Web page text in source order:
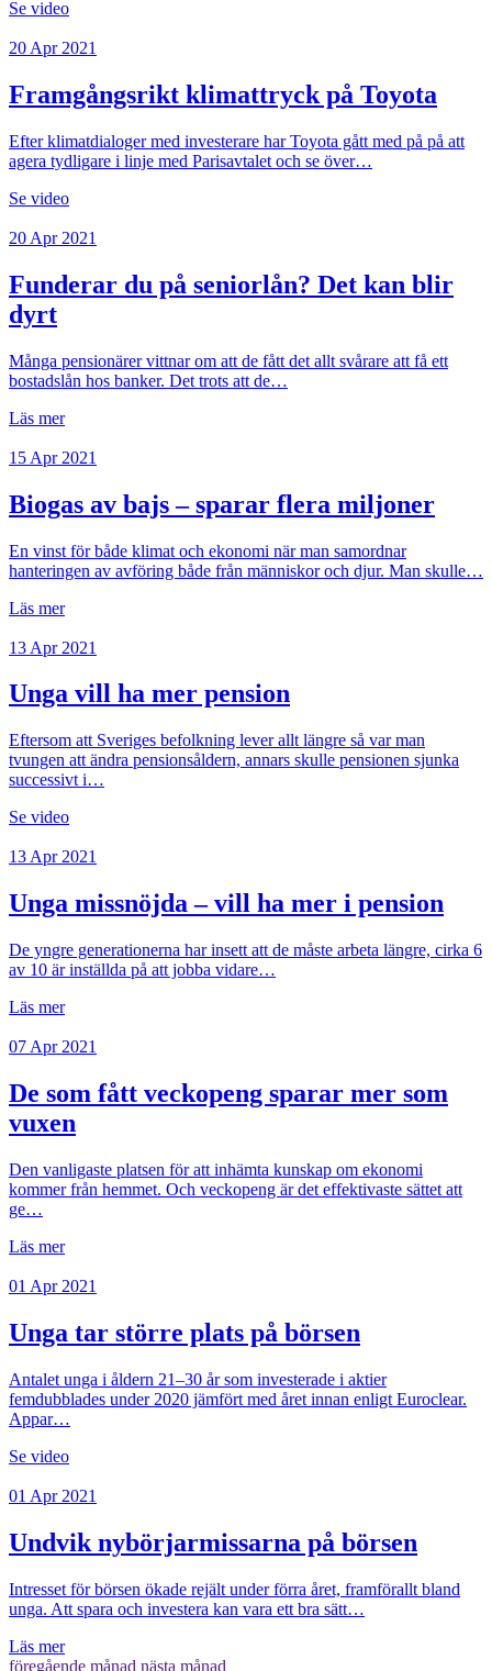
Se video
20 Apr 2021
Framgångsrikt klimattryck på Toyota
Efter klimatdialoger med investerare har Toyota gått med på på att
agera tydligare i linje med Parisavtalet och se över…
Se video
20 Apr 2021
Funderar du på seniorlån? Det kan blir
dyrt
Många pensionärer vittnar om att de fått det allt svårare att få ett
bostadslån hos banker. Det trots att de…
Läs mer
15 Apr 2021
Biogas av bajs – sparar flera miljoner
En vinst för både klimat och ekonomi när man samordnar
hanteringen av avföring både från människor och djur. Man skulle…
Läs mer
13 Apr 2021
Unga vill ha mer pension
Eftersom att Sveriges befolkning lever allt längre så var man
tvungen att ändra pensionsåldern, annars skulle pensionen sjunka
successivt i…
Se video
13 Apr 2021
Unga missnöjda – vill ha mer i pension
De yngre generationerna har insett att de måste arbeta längre, cirka 6
av 10 är inställda på att jobba vidare…
Läs mer
07 Apr 2021
De som fått veckopeng sparar mer som
vuxen
Den vanligaste platsen för att inhämta kunskap om ekonomi
kommer från hemmet. Och veckopeng är det effektivaste sättet att
ge…
Läs mer
01 Apr 2021
Unga tar större plats på börsen
Antalet unga i åldern 21–30 år som investerade i aktier
femdubblades under 2020 jämfört med året innan enligt Euroclear.
Appar…
Se video
01 Apr 2021
Undvik nybörjarmissarna på börsen
Intresset för börsen ökade rejält under förra året, framförallt bland
unga. Att spara och investera kan vara ett bra sätt…
Läs mer
föregående månad nästa månad